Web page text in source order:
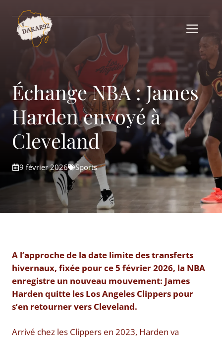
contenu
Échange NBA : James
Harden envoyé à
Cleveland
9 février 2026 Sports
A l’approche de la date limite des transferts
hivernaux, fixée pour ce 5 février 2026, la NBA
enregistre un nouveau mouvement: James
Harden quitte les Los Angeles Clippers pour
s’en retourner vers Cleveland.
Arrivé chez les Clippers en 2023, Harden va